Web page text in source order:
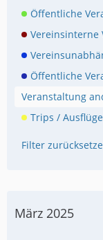
Öffentliche
Vereinsinterne
Öffentliche
Veranstaltung
Trips / Ausflüge
Filter
März 2025